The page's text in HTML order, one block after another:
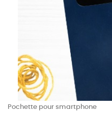
Pochette pour smartphone